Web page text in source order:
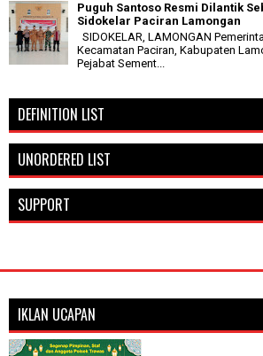
Puguh Santoso Resmi Dilantik
Sidokelar Paciran Lamongan
SIDOKELAR, LAMONGAN
Kecamatan Paciran, Kabupaten
Pejabat Sement...
DEFINITION LIST
UNORDERED LIST
SUPPORT
IKLAN UCAPAN